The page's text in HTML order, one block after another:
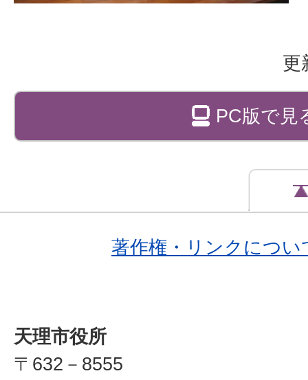
更
PC版で見
著作権・リンクについ
天理市役所
〒632－8555